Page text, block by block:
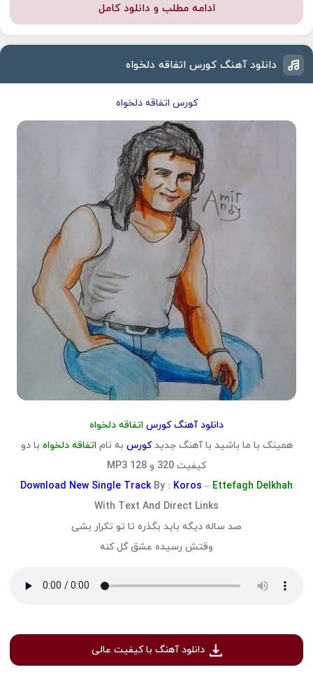
ادامه مطلب و دانلود کامل
دانلود آهنگ کورس اتفاقه دلخواه
کورس اتفاقه دلخواه
دانلود آهنگ کورس اتفاقه دلخواه
همینک با ما باشید با آهنگ جدیدکورس به ناماتفاقه دلخواه با دو
کیفیت 320 و 128 MP3
Download New Single Track By : Koros – Ettefagh Delkhah
With Text And Direct Links
صد ساله دیگه باید بگذره تا تو تکرار بشی
وقتش رسیده عشق گل کنه
دانلود آهنگ با کیفیت عالی